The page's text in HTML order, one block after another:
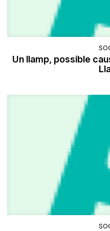
Un llamp, possible